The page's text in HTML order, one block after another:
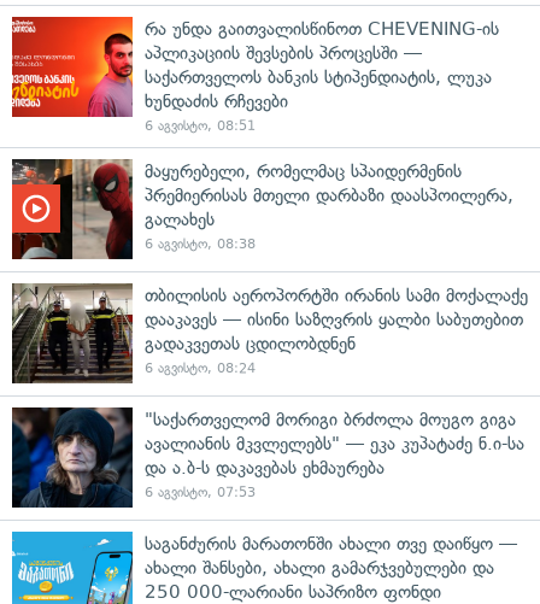
რა უნდა გაითვალისწინოთ CHEVENING-ის
აპლიკაციის შევსების პროცესში —
საქართველოს ბანკის სტიპენდიატის, ლუკა
ხუნდაძის რჩევები
6 აგვისტო, 08:51
მაყურებელი, რომელმაც სპაიდერმენის
პრემიერისას მთელი დარბაზი დაასპოილერა,
გალახეს
6 აგვისტო, 08:38
თბილისის აეროპორტში ირანის სამი მოქალაქე
დააკავეს — ისინი საზღვრის ყალბი საბუთებით
გადაკვეთას ცდილობდნენ
6 აგვისტო, 08:24
"საქართველომ მორიგი ბრძოლა მოუგო გიგა
ავალიანის მკვლელებს" — ეკა კუპატაძე ნ.ი-სა
და ა.ბ-ს დაკავებას ეხმაურება
6 აგვისტო, 07:53
საგანძურის მარათონში ახალი თვე დაიწყო —
ახალი შანსები, ახალი გამარჯვებულები და
250 000-ლარიანი საპრიზო ფონდი